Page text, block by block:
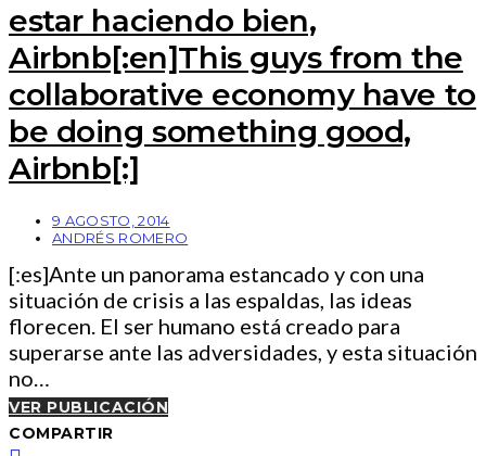
estar haciendo bien,
Airbnb[:en]This guys from the
collaborative economy have to
be doing something good,
Airbnb[:]
9 AGOSTO, 2014
ANDRÉS ROMERO
[:es]Ante un panorama estancado y con una
situación de crisis a las espaldas, las ideas
florecen. El ser humano está creado para
superarse ante las adversidades, y esta situación
no…
VER PUBLICACIÓN
COMPARTIR